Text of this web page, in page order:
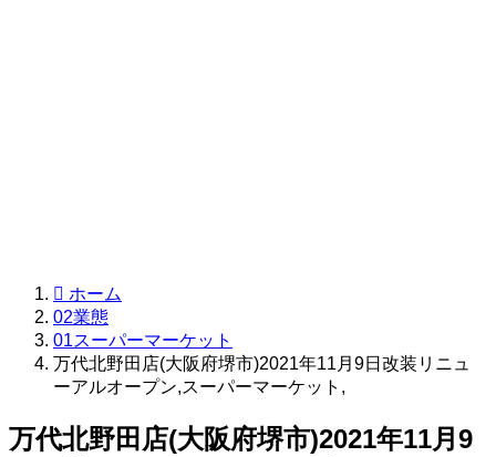
ホーム
02業態
01スーパーマーケット
万代北野田店(大阪府堺市)2021年11月9日改装リニュ
ーアルオープン,スーパーマーケット,
万代北野田店(大阪府堺市)2021年11月9